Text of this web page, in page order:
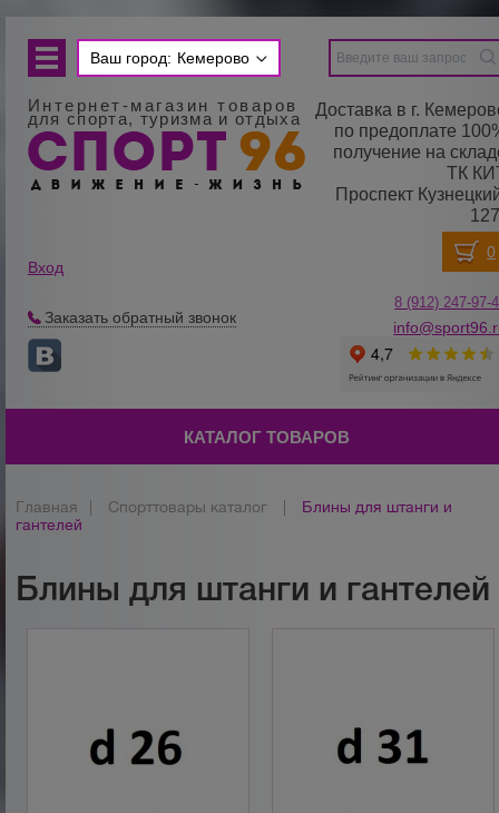
Ваш город: Кемерово
Интернет-магазин товаров
для спорта, туризма и отдыха
Доставка в г.
по предоплате
получение на
ТК
Проспект
Вход
Заказать обратный звонок
8 (912) 247-97-
КАТАЛОГ ТОВАРОВ
Главная Спорттовары каталог
Блины для штанги и
гантелей
Блины для штанги и гантелей